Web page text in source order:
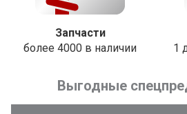
Запчасти
более 4000 в наличии
1
Выгодные